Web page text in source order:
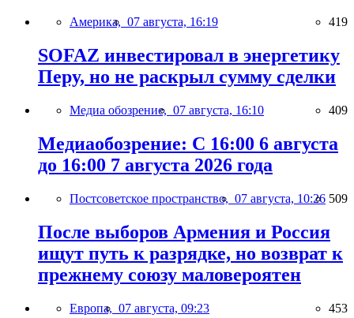
Америка, 07 августа, 16:19 419
SOFAZ инвестировал в энергетику
Перу, но не раскрыл сумму сделки
Медиа обозрение, 07 августа, 16:10 409
Медиаобозрение: С 16:00 6 августа
до 16:00 7 августа 2026 года
Постсоветское пространство, 07 августа, 10:26 509
После выборов Армения и Россия
ищут путь к разрядке, но возврат к
прежнему союзу маловероятен
Европа, 07 августа, 09:23 453